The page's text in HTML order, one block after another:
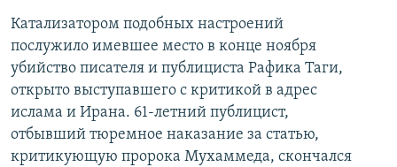
AZADLIQRADIOSU MOBIL TELEFONUNUZDA
BIZIMLƏ ƏLAQƏ
RFE/RL-in bütün saytları
Катализатором подобных настроений
послужило имевшее место в конце ноября
убийство писателя и публициста Рафика Таги,
открыто выступавшего с критикой в адрес
ислама и Ирана. 61-летний публицист,
отбывший тюремное наказание за статью,
критикующую пророка Мухаммеда, скончался